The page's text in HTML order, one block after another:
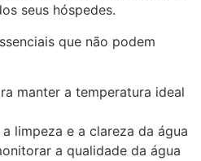
seus hóspedes.
que não podem
manter a temperatura ideal
limpeza e a clareza da água
a qualidade da água